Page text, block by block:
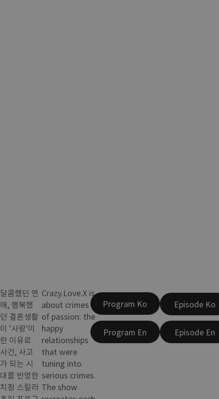
달콤했던 연
애, 행복했
던 결혼생활
이 '사랑'이
란 이유로
사건, 사고
가 되는 시
대를 반영한
치정 스릴러
Crazy.Love.X is
about crimes
of passion: the
happy
relationships
that were
tuning into
serious crimes.
The show
Program Ko
Program En
Episode Ko
Episode En